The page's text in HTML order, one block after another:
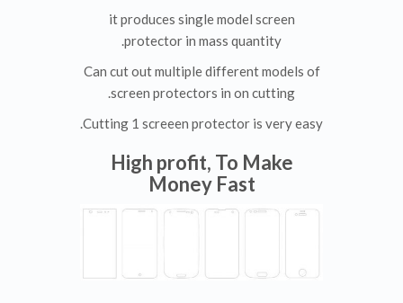
it produces single model screen
protector in mass quantity.
Can cut out multiple different models of
screen protectors in on cutting.
Cutting 1 screeen protector is very easy.
High profit, To Make
Money Fast